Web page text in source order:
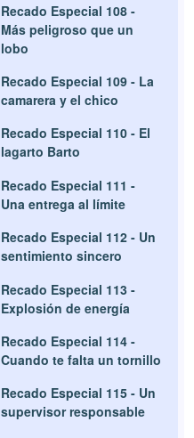
Recado Especial 108 -
Más peligroso que un
lobo
Recado Especial 109 - La
camarera y el chico
Recado Especial 110 - El
lagarto Barto
Recado Especial 111 -
Una entrega al límite
Recado Especial 112 - Un
sentimiento sincero
Recado Especial 113 -
Explosión de energía
Recado Especial 114 -
Cuando te falta un tornillo
Recado Especial 115 - Un
supervisor responsable